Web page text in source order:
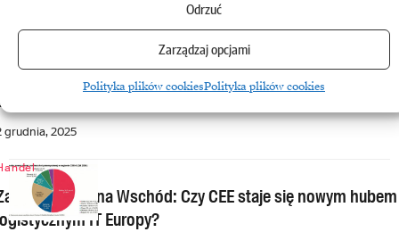
Odrzuć
Zarządzaj opcjami
Polityka plików cookiesPolityka plików cookies
ostrzega: ceny DDR5 wzrosną o 200%. Jak rynek PC
sobie z kryzysem podaży
grudnia, 2025
patrzy na Wschód: Czy CEE staje się nowym hubem
IT Europy?